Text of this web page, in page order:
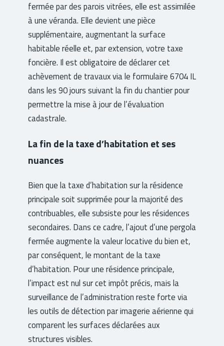
fermée par des parois vitrées, elle est assimilée
à une véranda. Elle devient une pièce
supplémentaire, augmentant la surface
habitable réelle et, par extension, votre taxe
foncière. Il est obligatoire de déclarer cet
achèvement de travaux via le formulaire 6704 IL
dans les 90 jours suivant la fin du chantier pour
permettre la mise à jour de l’évaluation
cadastrale.
La fin de la taxe d’habitation et ses
nuances
Bien que la taxe d’habitation sur la résidence
principale soit supprimée pour la majorité des
contribuables, elle subsiste pour les résidences
secondaires. Dans ce cadre, l’ajout d’une pergola
fermée augmente la valeur locative du bien et,
par conséquent, le montant de la taxe
d’habitation. Pour une résidence principale,
l’impact est nul sur cet impôt précis, mais la
surveillance de l’administration reste forte via
les outils de détection par imagerie aérienne qui
comparent les surfaces déclarées aux
structures visibles.